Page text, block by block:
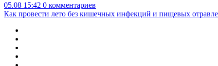
05.08 15:42 0 комментариев
Как провести лето без кишечных инфекций и пищевых